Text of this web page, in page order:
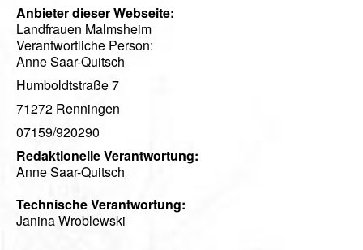
Startseite
Terminkalender
Bildergalerie
Videos
Vorstand
Anbieter dieser Webseite:
Landfrauen Malmsheim
Verantwortliche Person:
Anne Saar-Quitsch
Humboldtstraße 7
71272 Renningen
07159/920290
Redaktionelle Verantwortung:
Anne Saar-Quitsch
Technische Verantwortung:
Janina Wroblewski